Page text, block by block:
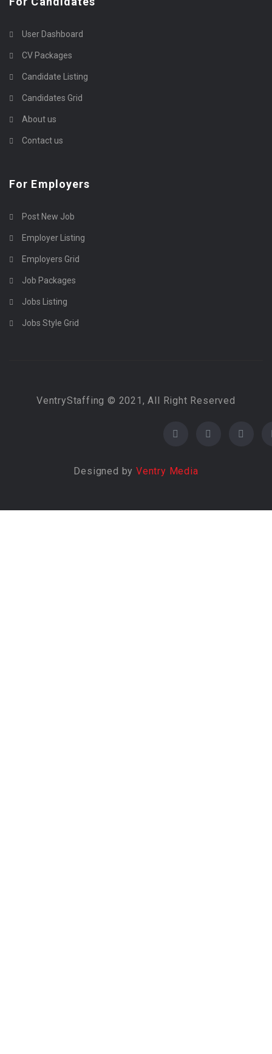
User Dashboard
CV Packages
Candidate Listing
Candidates Grid
About us
Contact us
For Employers
Post New Job
Employer Listing
Employers Grid
Job Packages
Jobs Listing
Jobs Style Grid
VentryStaffing © 2021, All Right Reserved
Designed by Ventry Media